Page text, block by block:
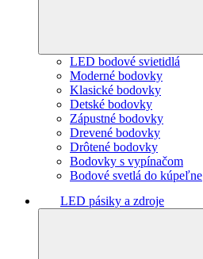
LED bodové svietidlá
Moderné bodovky
Klasické bodovky
Detské bodovky
Zápustné bodovky
Drevené bodovky
Drôtené bodovky
Bodovky s vypínačom
Bodové svetlá do kúpeľne
LED pásiky a zdroje